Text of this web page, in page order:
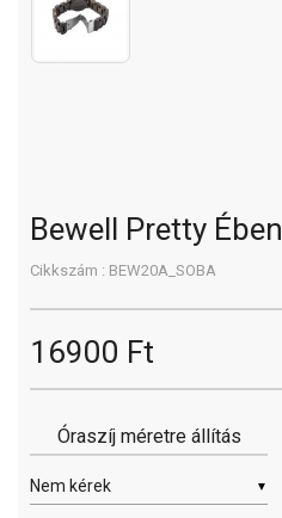
Bewell Pretty Ében
Cikkszám : BEW20A_SOBA
16900 Ft
Óraszíj méretre állítás
▼